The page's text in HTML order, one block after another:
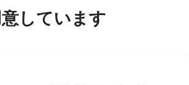
しています